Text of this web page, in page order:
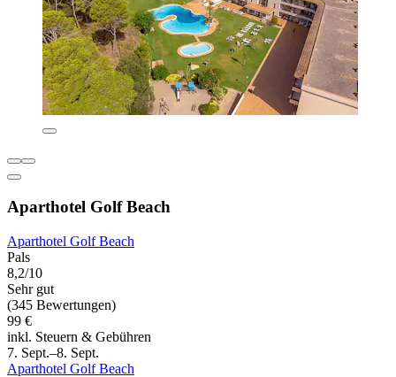
Aparthotel Golf Beach
Aparthotel Golf Beach
Pals
8,2/10
Sehr gut
(345 Bewertungen)
99 €
inkl. Steuern & Gebühren
7. Sept.–8. Sept.
Aparthotel Golf Beach